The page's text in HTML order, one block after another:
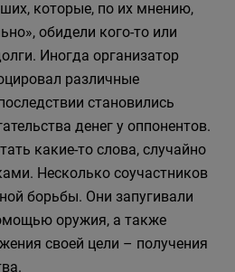
которые, по их мнению,
обидели кого-то или
Иногда организатор
различные
становились
денег у оппонентов.
какие-то слова, случайно
Несколько соучастников
борьбы. Они запугивали
оружия, а также
своей цели – получения